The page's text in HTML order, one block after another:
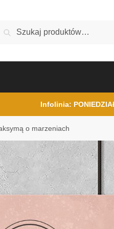
Szukaj
Infolinia:
o marzeniach